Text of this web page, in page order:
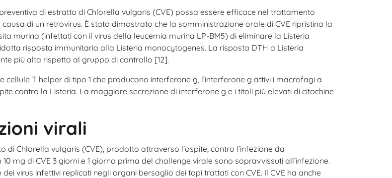
di estratto di Chlorella vulgaris (CVE) possa essere efficace nel trattamento
di un retrovirus. È stato dimostrato che la somministrazione orale di CVE ripristina la
murina (infettati con il virus della leucemia murina LP-BM5) di eliminare la Listeria
risposta immunitaria alla Listeria monocytogenes. La risposta DTH a Listeria
più alta rispetto al gruppo di controllo [12].
T helper di tipo 1 che producono interferone g, l’interferone g attivi i macrofagi a
contro la Listeria. La maggiore secrezione di interferone g e i titoli più elevati di citochine
virali
di Chlorella vulgaris (CVE), prodotto attraverso l’ospite, contro l’infezione da
mg di CVE 3 giorni e 1 giorno prima del challenge virale sono sopravvissuti all’infezione.
virus infettivi replicati negli organi bersaglio dei topi trattati con CVE. Il CVE ha anche